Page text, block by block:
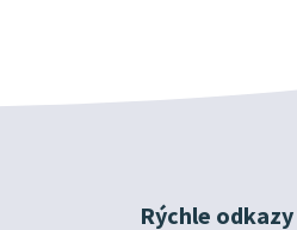
Rýchle odkazy